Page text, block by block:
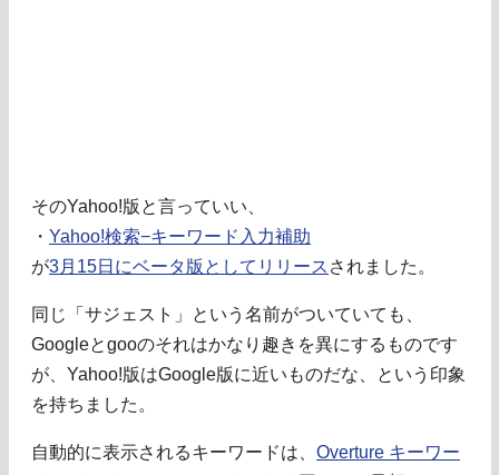
そのYahoo!版と言っていい、
・ Yahoo!検索−キーワード入力補助
が3月15日にベータ版としてリリース されました。
同じ「サジェスト」という名前がついていても、
Googleとgooのそれはかなり趣きを異にするものです
が、Yahoo!版はGoogle版に近いものだな、という印象
を持ちました。
自動的に表示されるキーワードは、 Overture キーワー